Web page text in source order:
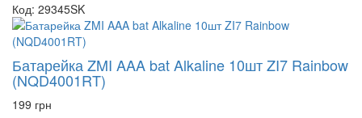
Код: 29345SK
Батарейка ZMI AAA bat Alkaline 10шт ZI7 Rainbow
(NQD4001RT)
199 грн